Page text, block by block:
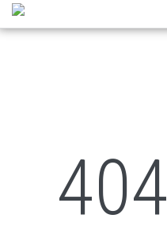
DOWNLOADS404